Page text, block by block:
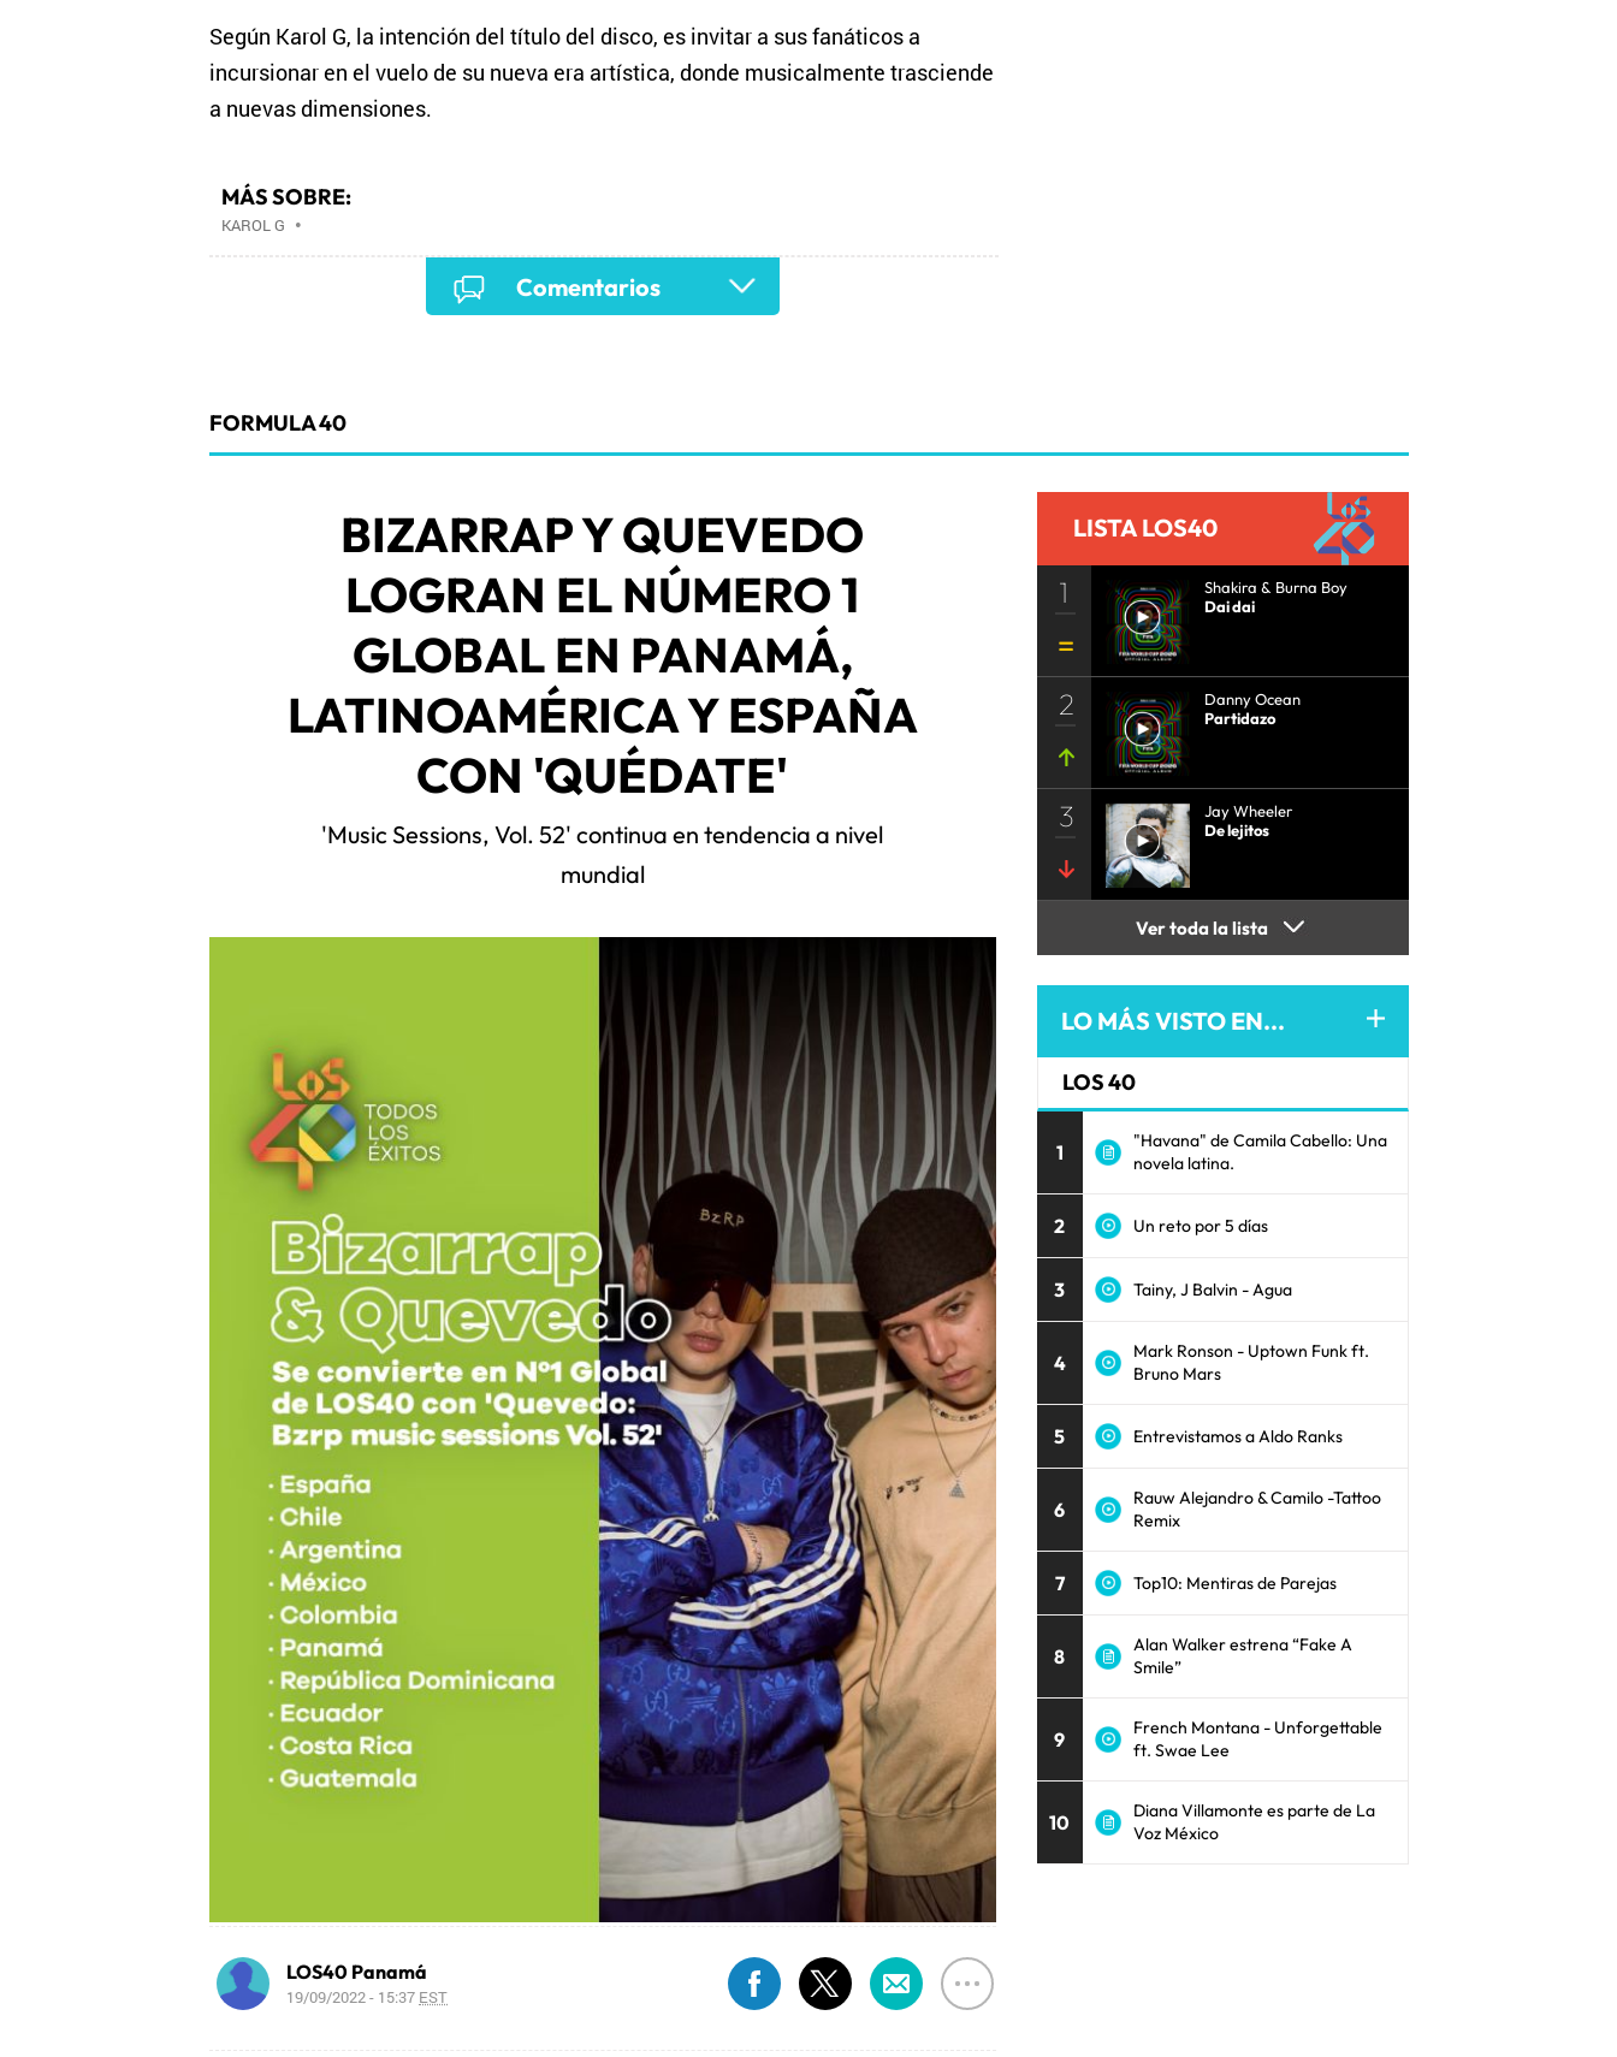
Según Karol G, la intención del título del disco, es invitar a sus fanáticos a
incursionar en el vuelo de su nueva era artística, donde musicalmente trasciende
a nuevas dimensiones.
MÁS SOBRE:
KAROL G •
Comentarios
FORMULA 40
BIZARRAP Y QUEVEDO
LOGRAN EL NÚMERO 1
GLOBAL EN PANAMÁ,
LATINOAMÉRICA Y ESPAÑA
CON 'QUÉDATE'
'Music Sessions, Vol. 52' continua en tendencia a nivel
mundial
LOS40 Panamá
19/09/2022 - 15:37 EST
LISTA LOS40
1
Shakira & Burna Boy
Dai dai
2
Danny Ocean
Partidazo
3
Jay Wheeler
De lejitos
Ver toda la lista
LO MÁS VISTO EN...
LOS 40
1
"Havana" de Camila Cabello: Una
novela latina.
2 Un reto por 5 días
3 Tainy, J Balvin - Agua
4
Mark Ronson - Uptown Funk ft.
Bruno Mars
5 Entrevistamos a Aldo Ranks
6
Rauw Alejandro & Camilo -Tattoo
Remix
7 Top10: Mentiras de Parejas
8
Alan Walker estrena “Fake A
Smile”
9
French Montana - Unforgettable
ft. Swae Lee
10
Diana Villamonte es parte de La
Voz México